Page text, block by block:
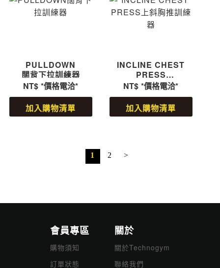
PULLDOWN
闊背下拉訓練器
NT$ *價格電洽*
加入購物清單
INCLINE CHEST
PRESS
上斜胸推訓練器
NT$ *價格電洽*
加入購物清單
1 2 >
會員專區
購物須知
訂單狀態
關於
關於Technogym
聯絡我們